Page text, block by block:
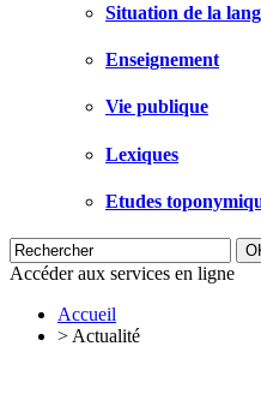
Situation de la
Enseignement
Vie publique
Lexiques
Etudes
Accéder aux services en ligne
Accueil
> Actualité